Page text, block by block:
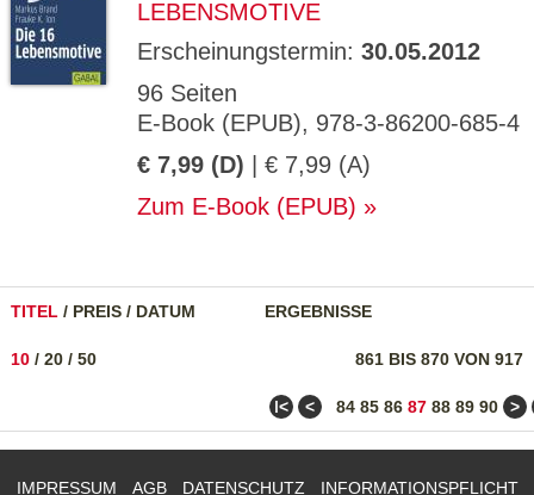
LEBENSMOTIVE
Erscheinungstermin: 30.05.2012
96 Seiten
E-Book (EPUB), 978-3-86200-685-4
€ 7,99 (D) | € 7,99 (A)
Zum E-Book (EPUB)
TITEL / PREIS / DATUM ERGEBNISSE
861 BIS 870 VON 917
10 / 20 / 50
ǀ< < 84 85 86 87 88 89 90 >
IMPRESSUM AGB DATENSCHUTZ INFORMATIONSPFLICHT